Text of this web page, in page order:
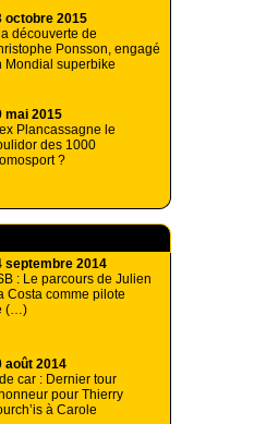
octobre 2015
découverte de
Ponsson, engagé
Mondial superbike
mai 2015
Plancassagne le
des 1000
?
septembre 2014
: Le parcours de Julien
Costa comme pilote
(…)
août 2014
car : Dernier tour
pour Thierry
à Carole